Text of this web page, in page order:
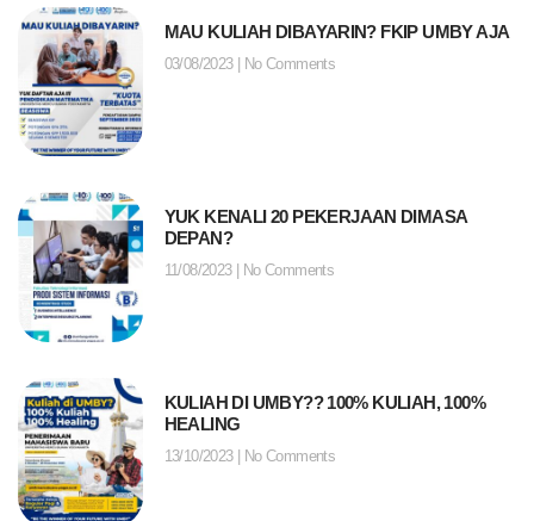
MAU KULIAH DIBAYARIN? FKIP UMBY AJA
03/08/2023 No Comments
YUK KENALI 20 PEKERJAAN DIMASA
DEPAN?
11/08/2023 No Comments
KULIAH DI UMBY?? 100% KULIAH, 100%
HEALING
13/10/2023 No Comments